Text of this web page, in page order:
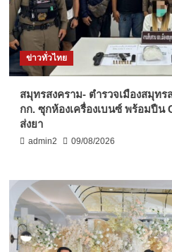
ข่าวทั่วไทย
สมุทรสงคราม- ตำรวจเมืองสมุท
กก. ซุกห้องเครื่องเบนซ์ พร้อมปืน
ส่งยา
admin2 09/08/2026